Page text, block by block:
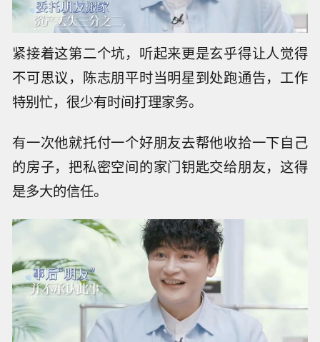
紧接着这第二个坑，听起来更是玄乎得让人觉得
不可思议，陈志朋平时当明星到处跑通告，工作
特别忙，很少有时间打理家务。
有一次他就托付一个好朋友去帮他收拾一下自己
的房子，把私密空间的家门钥匙交给朋友，这得
是多大的信任。